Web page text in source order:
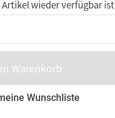
wieder verfügbar ist
Warenkorb
Wunschliste